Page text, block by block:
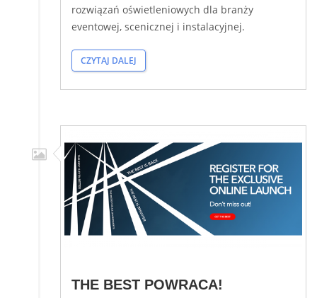
rozwiązań oświetleniowych dla branży
eventowej, scenicznej i instalacyjnej.
CZYTAJ DALEJ
THE BEST POWRACA!